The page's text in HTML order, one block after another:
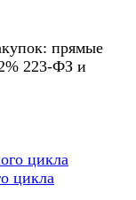
прямые
223-ФЗ и
цикла